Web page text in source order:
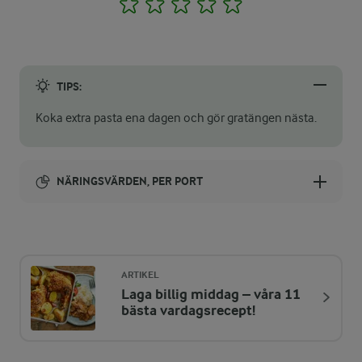
TIPS:
Koka extra pasta ena dagen och gör gratängen nästa.
NÄRINGSVÄRDEN, PER PORT
ENERGIDISTRIBUTION %
NÄRINGSVÄRDEN PER PORT
ARTIKEL
Laga billig middag – våra 11
bästa vardagsrecept!